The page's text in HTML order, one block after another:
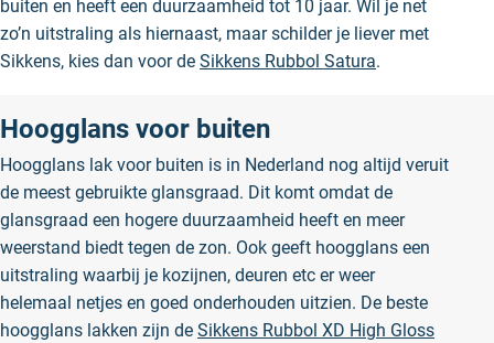
buiten en heeft een duurzaamheid tot 10 jaar. Wil je net
zo’n uitstraling als hiernaast, maar schilder je liever met
Sikkens, kies dan voor de Sikkens Rubbol Satura.
Hoogglans voor buiten
Hoogglans lak voor buiten is in Nederland nog altijd veruit
de meest gebruikte glansgraad. Dit komt omdat de
glansgraad een hogere duurzaamheid heeft en meer
weerstand biedt tegen de zon. Ook geeft hoogglans een
uitstraling waarbij je kozijnen, deuren etc er weer
helemaal netjes en goed onderhouden uitzien. De beste
hoogglans lakken zijn de Sikkens Rubbol XD High Gloss